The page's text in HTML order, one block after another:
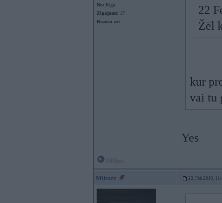
No: Rīga
Ziņojumi: 17
Braucu ar:
22
Žēl
kur
vai tu
Yes
Mikuzz 22. Feb 2019,